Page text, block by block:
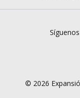
© 2026